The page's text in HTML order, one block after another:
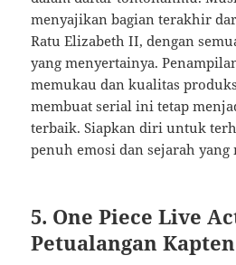
menyajikan bagian terakhir
Ratu Elizabeth II, dengan
yang menyertainya.
memukau dan kualitas
membuat serial ini tetap
terbaik. Siapkan diri untuk
penuh emosi dan sejarah yang
5. One Piece Live
Petualangan